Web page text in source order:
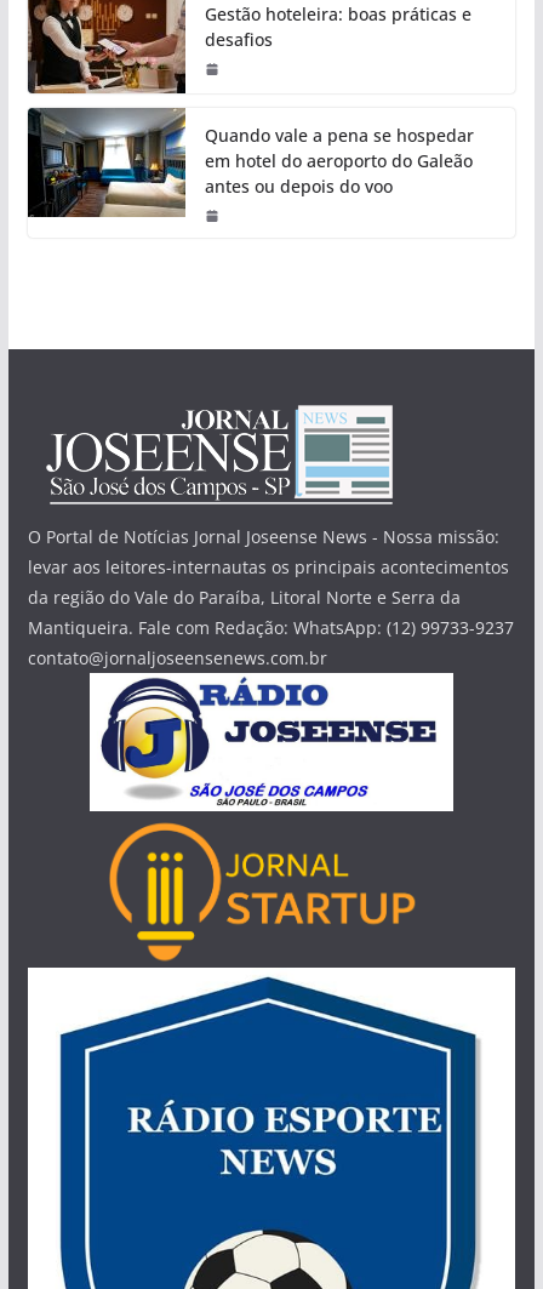
Gestão hoteleira: boas práticas e
desafios
Quando vale a pena se hospedar
em hotel do aeroporto do Galeão
antes ou depois do voo
O Portal de Notícias Jornal Joseense News - Nossa missão:
levar aos leitores-internautas os principais acontecimentos
da região do Vale do Paraíba, Litoral Norte e Serra da
Mantiqueira. Fale com Redação: WhatsApp: (12) 99733-9237
contato@jornaljoseensenews.com.br